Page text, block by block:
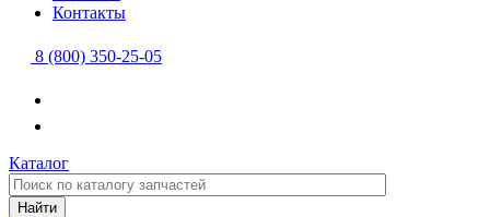
Контакты
8 (800) 350-25-05
Каталог
Найти